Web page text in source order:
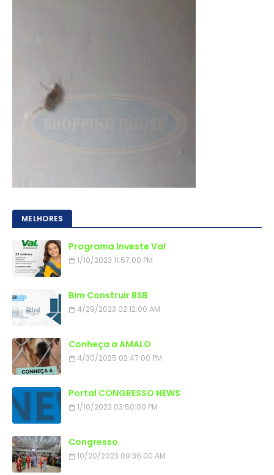
MELHORES
Programa Investe Val
1/10/2023 11:57:00 PM
Bim Construir BSB
4/29/2023 02:12:00 AM
Conheça a AMALO
4/30/2025 02:47:00 PM
Portal CONGRESSO NEWS
1/10/2023 03:50:00 PM
Congresso
10/20/2023 09:36:00 AM